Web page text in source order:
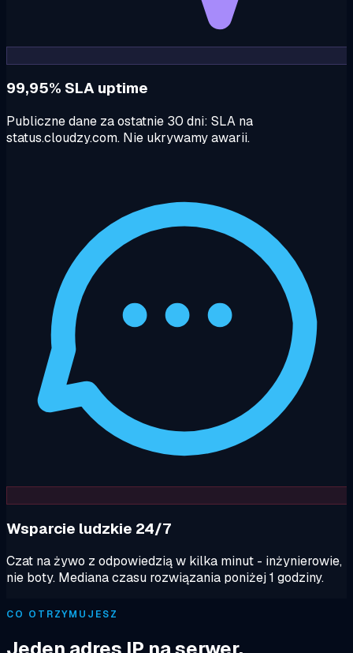
99,95% SLA uptime
Publiczne dane za ostatnie 30 dni: SLA na
status.cloudzy.com. Nie ukrywamy awarii.
Wsparcie ludzkie 24/7
Czat na żywo z odpowiedzią w kilka minut - inżynierowie,
nie boty. Mediana czasu rozwiązania poniżej 1 godziny.
CO OTRZYMUJESZ